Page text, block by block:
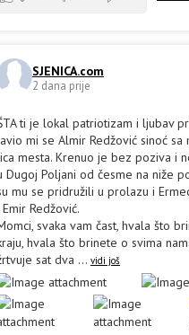
SJENICA.com
2 dana prije
ti je lokal patriotizam i ljubav
mi se Almir Redžović sinoć sa
mesta. Krenuo je bez poziva i
Dugoj Poljani od česme na niže
mu se pridružili u prolazu i
Redžović.
svaka vam čast, hvala što
hvala što brinete o svima
sat dva ... vidi još